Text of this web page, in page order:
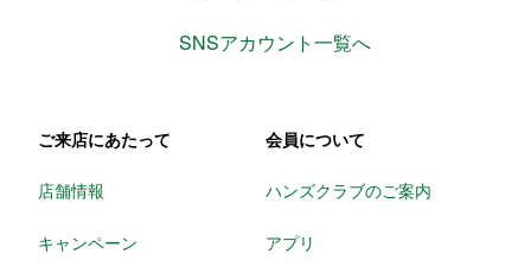
SNSアカウント一覧へ
ご来店にあたって
店舗情報
キャンペーン
会員について
ハンズクラブのご案内
アプリ